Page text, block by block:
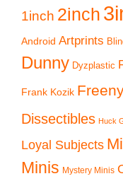
1inch 2inch
Android Artprints
Dunny Dyzplastic
Frank Kozik
Dissectibles Huck
Loyal Subjects
Minis Mystery Minis